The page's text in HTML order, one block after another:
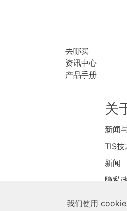
去哪买
资讯中心
产品手册
关
新闻
TIS技
新闻
隐私
我们使用